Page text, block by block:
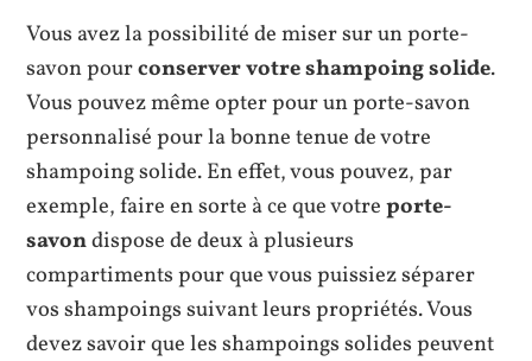
Vous avez la possibilité de miser sur un porte-
savon pourconserver votre shampoing solide.
Vous pouvez même opter pour un porte-savon
personnalisé pour la bonne tenue de votre
shampoing solide. En effet, vous pouvez, par
exemple, faire en sorte à ce que votreporte-
savondispose de deux à plusieurs
compartiments pour que vous puissiez séparer
vos shampoings suivant leurs propriétés. Vous
devez savoir que les shampoings solides peuvent